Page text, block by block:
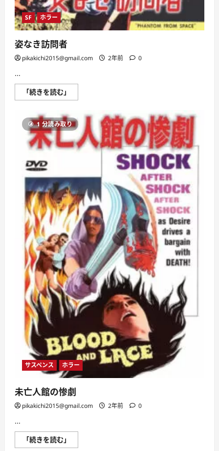
SF ホラー
姿なき訪問者
pikakichi2015@gmail.com 2年前 0
...
「続きを読む」
な
問
者
に
つ
い
て
読
む
1 分読み取り
サスペンス ホラー
未亡人館の惨劇
pikakichi2015@gmail.com 2年前 0
...
「続きを読む」
亡